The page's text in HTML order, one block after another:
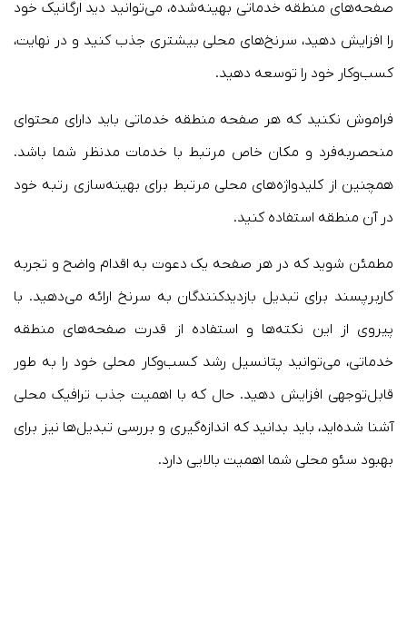
صفحه‌های منطقه خدماتی بهینه‌شده، می‌توانید دید ارگانیک خود
را افزایش دهید، سرنخ‌های محلی بیشتری جذب کنید و در نهایت،
کسب‌وکار خود را توسعه دهید.
فراموش نکنید که هر صفحه منطقه خدماتی باید دارای محتوای
منحصربه‌فرد و مکان خاص مرتبط با خدمات مدنظر شما باشد.
همچنین از کلیدواژه‌های محلی مرتبط برای بهینه‌سازی رتبه خود
در آن منطقه استفاده کنید.
مطمئن شوید که در هر صفحه یک دعوت به اقدام واضح و تجربه
کاربرپسند برای تبدیل بازدیدکنندگان به سرنخ ارائه می‌دهید. با
پیروی از این نکته‌ها و استفاده از قدرت صفحه‌های منطقه
خدماتی، می‌توانید پتانسیل رشد کسب‌وکار محلی خود را به طور
قابل‌توجهی افزایش دهید. حال که با اهمیت جذب ترافیک محلی
آشنا شده‌اید، باید بدانید که اندازه‌گیری و بررسی تبدیل‌ها نیز برای
بهبود سئو محلی شما اهمیت بالایی دارد.